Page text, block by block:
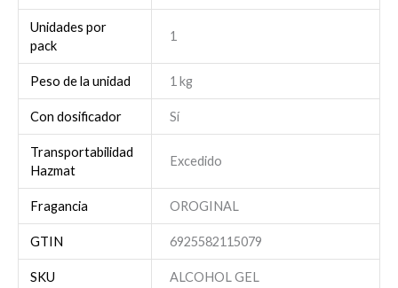
Unidades por
pack
1
Peso de la unidad 1 kg
Con dosificador Sí
Transportabilidad
Hazmat
Excedido
Fragancia OROGINAL
GTIN 6925582115079
SKU ALCOHOL GEL